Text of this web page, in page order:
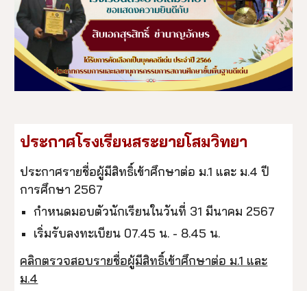
ประกาศโรงเรียนสระยายโสมวิทยา
ประกาศรายชื่อผู้มีสิทธิ์เข้าศึกษาต่อ ม.1 และ ม.4 ปี
การศึกษา 2567
กำหนดมอบตัวนักเรียนในวันที่ 31 มีนาคม 2567
เริ่มรับลงทะเบียน 07.45 น. - 8.45 น.
คลิกตรวจสอบรายชื่อผู้มีสิทธิ์เข้าศึกษาต่อ ม.1 และ
ม.4